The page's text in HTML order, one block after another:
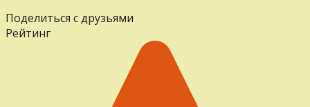
Поделиться с друзьями
Рейтинг